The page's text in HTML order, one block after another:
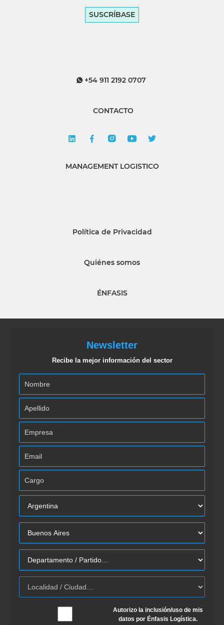
SUSCRÍBASE
+54 911 2192 0707
CONTACTO
MANAGEMENT LOGISTICO
Política de Privacidad
Quiénes somos
ÉNFASIS
Newsletter
Recibe la mejor información del sector
Autorizo la inclusión/uso de mis
datos por Énfasis Logística.